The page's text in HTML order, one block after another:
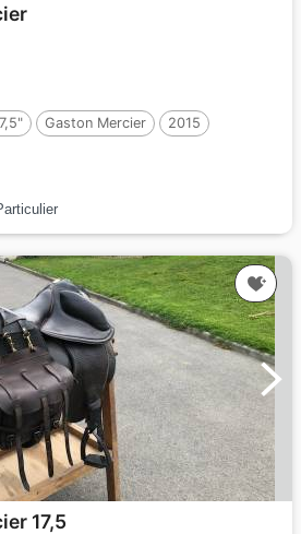
Gaston Mercier
2015
17,5